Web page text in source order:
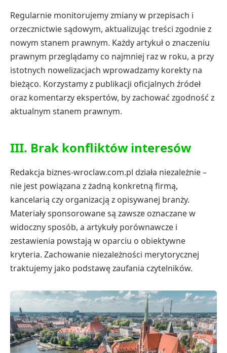
Regularnie monitorujemy zmiany w przepisach i
orzecznictwie sądowym, aktualizując treści zgodnie z
nowym stanem prawnym. Każdy artykuł o znaczeniu
prawnym przeglądamy co najmniej raz w roku, a przy
istotnych nowelizacjach wprowadzamy korekty na
bieżąco. Korzystamy z publikacji oficjalnych źródeł
oraz komentarzy ekspertów, by zachować zgodność z
aktualnym stanem prawnym.
III. Brak konfliktów interesów
Redakcja biznes-wroclaw.com.pl działa niezależnie –
nie jest powiązana z żadną konkretną firmą,
kancelarią czy organizacją z opisywanej branży.
Materiały sponsorowane są zawsze oznaczane w
widoczny sposób, a artykuły porównawcze i
zestawienia powstają w oparciu o obiektywne
kryteria. Zachowanie niezależności merytorycznej
traktujemy jako podstawę zaufania czytelników.